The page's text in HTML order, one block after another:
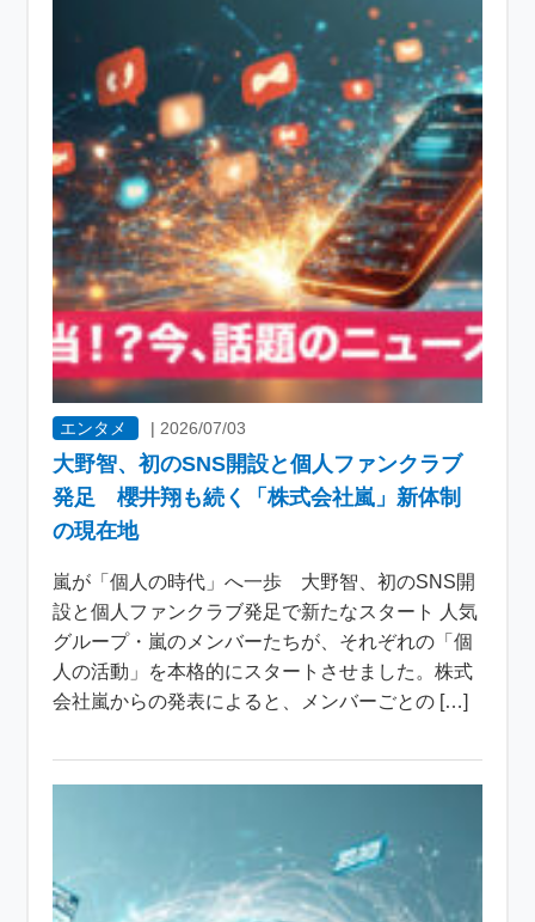
エンタメ | 2026/07/03
大野智、初のSNS開設と個人ファンクラブ
発足 櫻井翔も続く「株式会社嵐」新体制
の現在地
嵐が「個人の時代」へ一歩 大野智、初のSNS開
設と個人ファンクラブ発足で新たなスタート 人気
グループ・嵐のメンバーたちが、それぞれの「個
人の活動」を本格的にスタートさせました。株式
会社嵐からの発表によると、メンバーごとの […]